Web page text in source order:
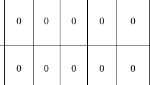
0 0 0 0 0
0 0 0 0 0